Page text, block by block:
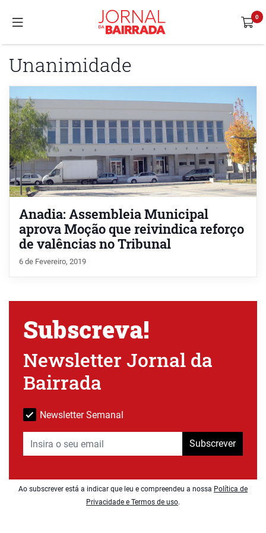
Unanimidade
Anadia: Assembleia Municipal
aprova Moção que reivindica reforço
de valências no Tribunal
6 de Fevereiro, 2019
Subscreva!
Newsletter Jornal da
Bairrada
Newsletter Semanal
Subscrever
Ao subscrever está a indicar que leu e compreendeu a nossa Política de
Privacidade e Termos de uso.